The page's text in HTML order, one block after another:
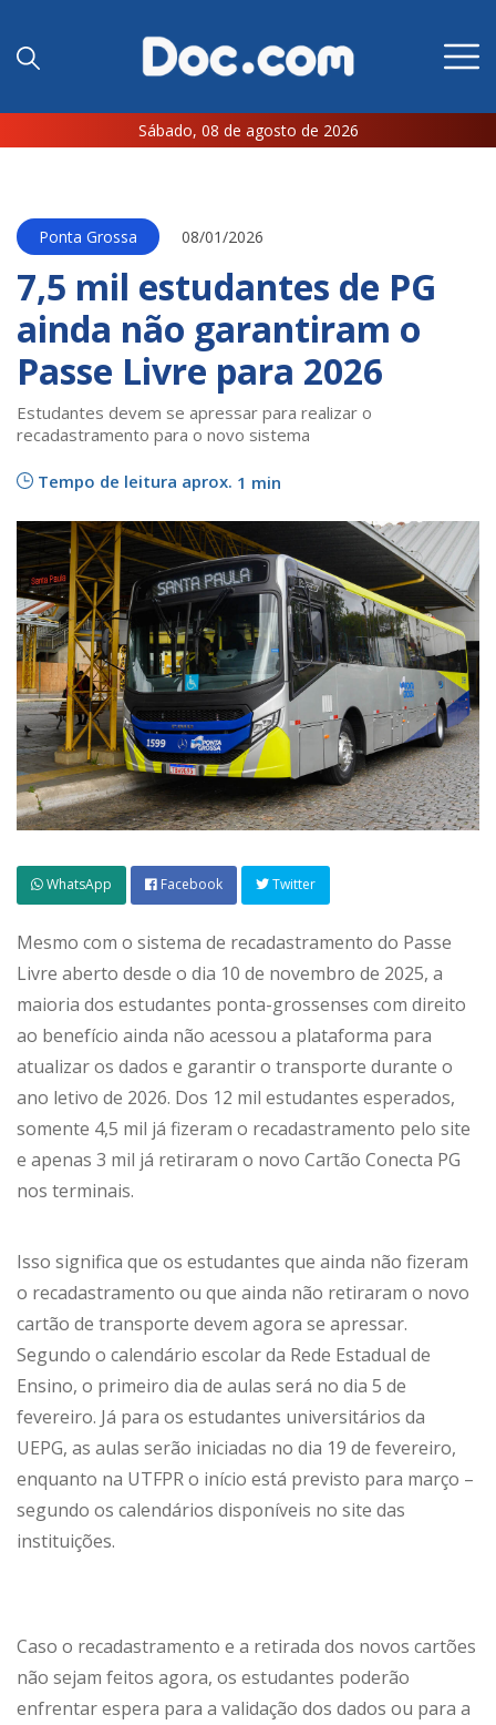
Sábado, 08 de agosto de 2026
Ponta Grossa 08/01/2026
7,5 mil estudantes de PG
ainda não garantiram o
Passe Livre para 2026
Estudantes devem se apressar para realizar o
recadastramento para o novo sistema
Tempo de leitura aprox. 1 min
WhatsApp Facebook Twitter
Mesmo com o sistema de recadastramento do Passe
Livre aberto desde o dia 10 de novembro de 2025, a
maioria dos estudantes ponta-grossenses com direito
ao benefício ainda não acessou a plataforma para
atualizar os dados e garantir o transporte durante o
ano letivo de 2026. Dos 12 mil estudantes esperados,
somente 4,5 mil já fizeram o recadastramento pelo site
e apenas 3 mil já retiraram o novo Cartão Conecta PG
nos terminais.
Isso significa que os estudantes que ainda não fizeram
o recadastramento ou que ainda não retiraram o novo
cartão de transporte devem agora se apressar.
Segundo o calendário escolar da Rede Estadual de
Ensino, o primeiro dia de aulas será no dia 5 de
fevereiro. Já para os estudantes universitários da
UEPG, as aulas serão iniciadas no dia 19 de fevereiro,
enquanto na UTFPR o início está previsto para março –
segundo os calendários disponíveis no site das
instituições.
Caso o recadastramento e a retirada dos novos cartões
não sejam feitos agora, os estudantes poderão
enfrentar espera para a validação dos dados ou para a